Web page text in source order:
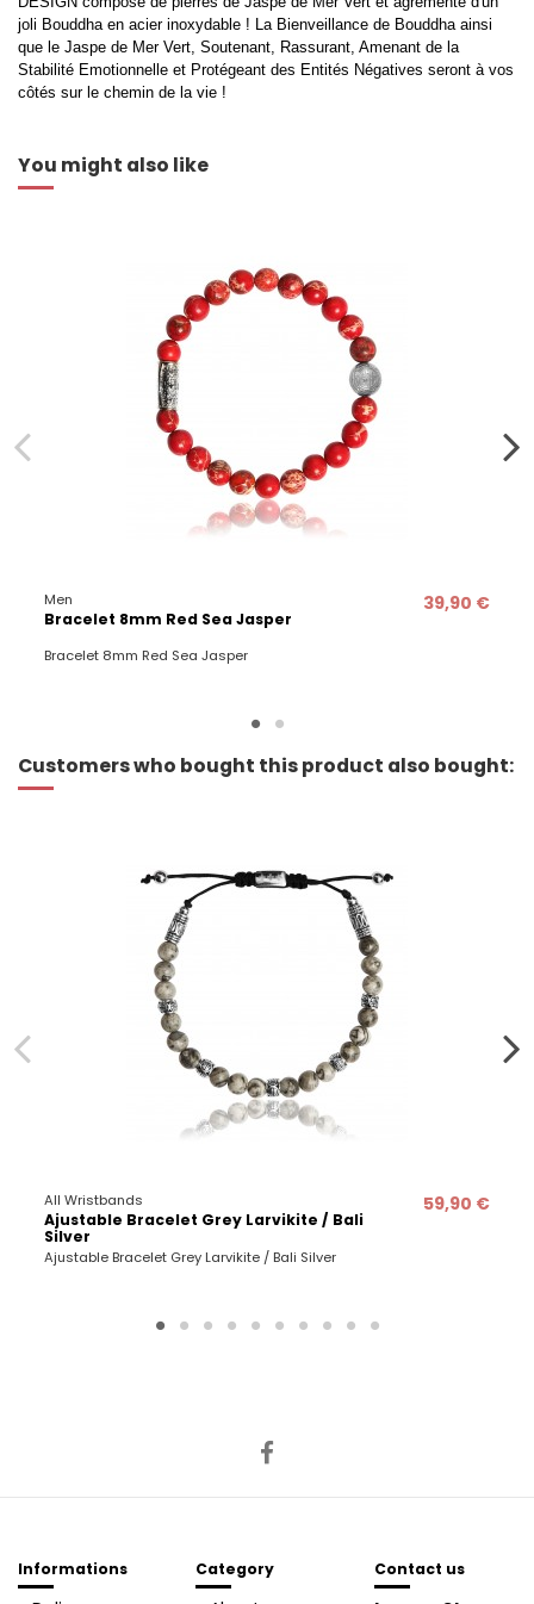
joli Bouddha en acier inoxydable ! La Bienveillance de Bouddha ainsi
que le Jaspe de Mer Vert, Soutenant, Rassurant, Amenant de la
Stabilité Emotionnelle et Protégeant des Entités Négatives seront à vos
côtés sur le chemin de la vie !
You might also like
Men
Bracelet 8mm Red Sea Jasper
39,90 €
Bracelet 8mm Red Sea Jasper
Customers who bought this product also bought:
All Wristbands
Ajustable Bracelet Grey Larvikite / Bali
Silver
59,90 €
Ajustable Bracelet Grey Larvikite / Bali Silver
Informations Category Contact us